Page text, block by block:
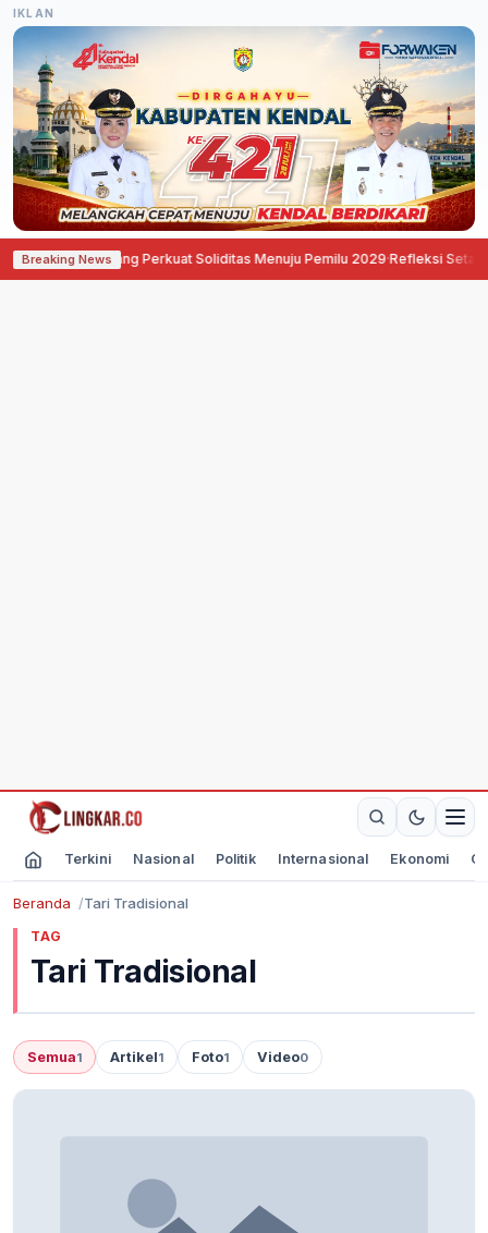
IKLAN
Breaking News
Semarang Perkuat Soliditas Menuju Pemilu 2029·Refleksi Setahun
Terkini Nasional Politik Internasional Ekonomi
Beranda Tari Tradisional
TAG
Tari Tradisional
Semua1 Artikel1 Foto1 Video0